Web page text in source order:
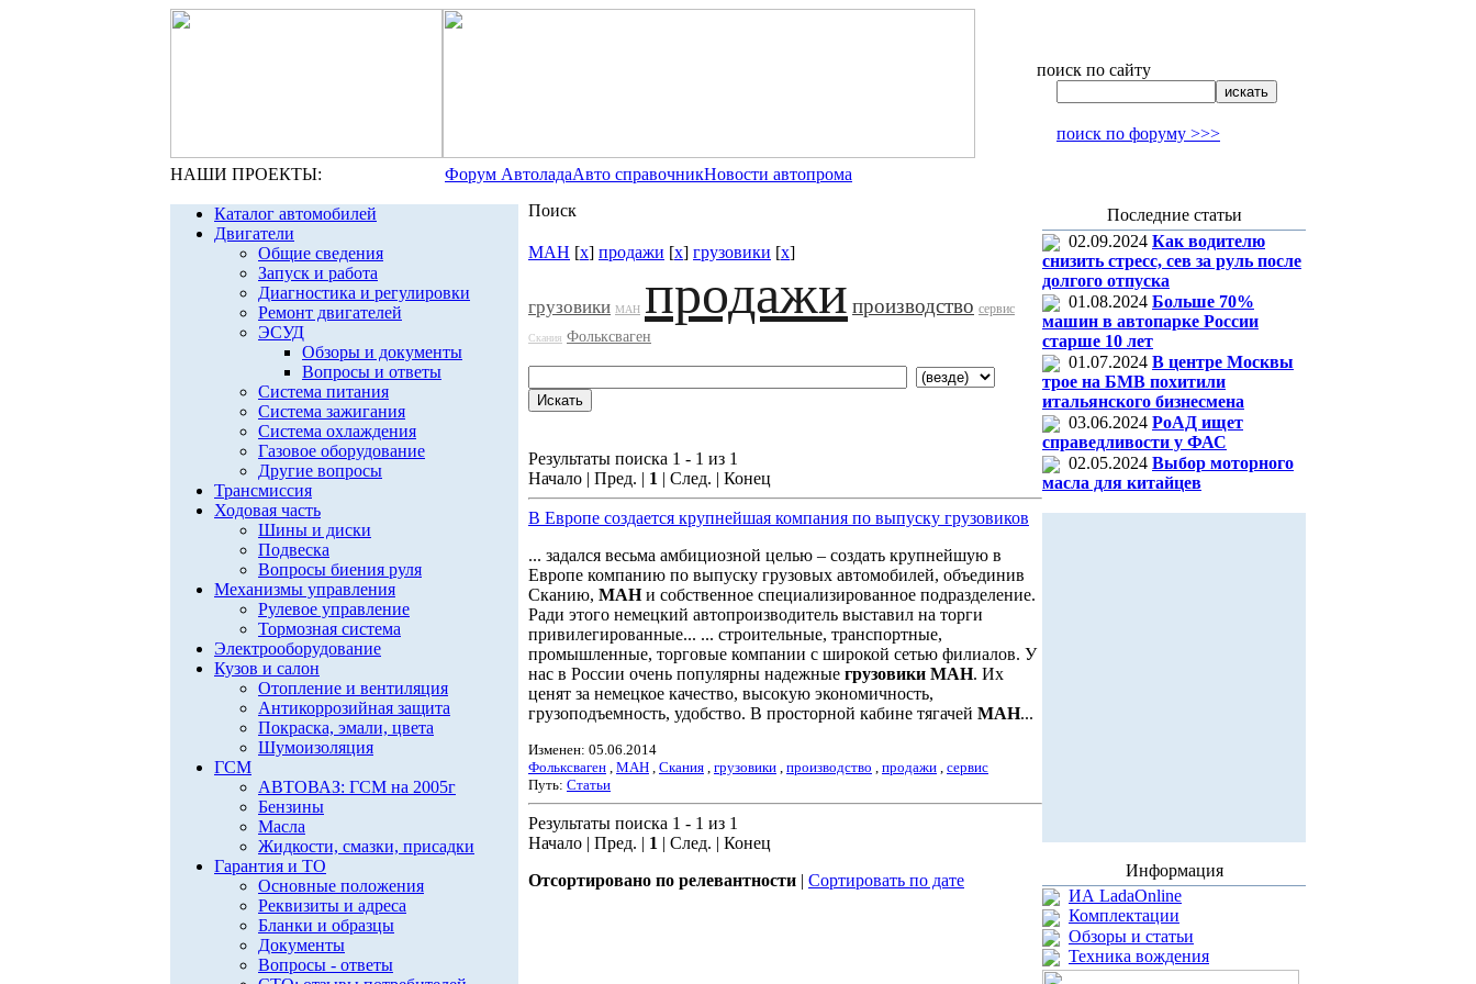
поиск по сайту
поиск по форуму >>>
НАШИ ПРОЕКТЫ: Форум АвтоладаАвто справочникНовости автопрома
Каталог автомобилей
Двигатели
Общие сведения
Запуск и работа
Диагностика и регулировки
Ремонт двигателей
ЭСУД
Обзоры и документы
Вопросы и ответы
Система питания
Система зажигания
Система охлаждения
Газовое оборудование
Другие вопросы
Трансмиссия
Ходовая часть
Шины и диски
Подвеска
Вопросы биения руля
Механизмы управления
Рулевое управление
Тормозная система
Электрооборудование
Кузов и салон
Отопление и вентиляция
Антикоррозийная защита
Покраска, эмали, цвета
Шумоизоляция
ГСМ
АВТОВАЗ: ГСМ на 2005г
Бензины
Масла
Жидкости, смазки, присадки
Гарантия и ТО
Основные положения
Реквизиты и адреса
Бланки и образцы
Документы
Вопросы - ответы
Поиск
МАН [x] продажи [x] грузовики [x]
грузовики МАН продажи производство сервис
Скания Фольксваген
Результаты поиска 1 - 1 из 1
Начало | Пред. | 1 | След. | Конец
В Европе создается крупнейшая компания по выпуску грузовиков
... задался весьма амбициозной целью – создать крупнейшую в
Европе компанию по выпуску грузовых автомобилей, объединив
Сканию, МАНи собственное специализированное подразделение.
Ради этого немецкий автопроизводитель выставил на торги
привилегированные... ... строительные, транспортные,
промышленные, торговые компании с широкой сетью филиалов. У
нас в России очень популярны надежные грузовики МАН. Их
ценят за немецкое качество, высокую экономичность,
грузоподъемность, удобство. В просторной кабине тягачей МАН...
Изменен: 05.06.2014
Фольксваген , МАН , Скания , грузовики , производство , продажи , сервис
Путь: Статьи
Результаты поиска 1 - 1 из 1
Начало | Пред. | 1 | След. | Конец
Отсортировано по релевантности | Сортировать по дате
Последние статьи
02.09.2024 Как водителю
снизить стресс, сев за руль после
долгого отпуска
01.08.2024 Больше 70%
машин в автопарке России
старше 10 лет
01.07.2024 В центре Москвы
трое на БМВ похитили
итальянского бизнесмена
03.06.2024 РоАД ищет
справедливости у ФАС
02.05.2024 Выбор моторного
масла для китайцев
Информация
ИА LadaOnline
Комплектации
Обзоры и статьи
Техника вождения